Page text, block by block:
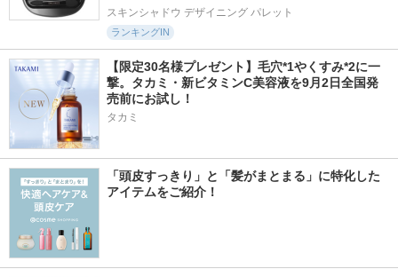
スキンシャドウ デザイニング パレット
ランキングIN
【限定30名様プレゼント】毛穴*1やくすみ*2に一
撃。タカミ・新ビタミンC美容液を9月2日全国発
売前にお試し！
タカミ
「頭皮すっきり」と「髪がまとまる」に特化した
アイテムをご紹介！